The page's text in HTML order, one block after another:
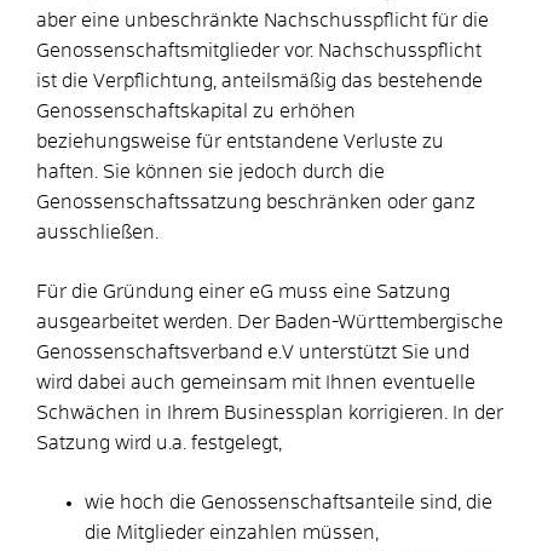
aber eine unbeschränkte Nachschusspflicht für die
Genossenschaftsmitglieder vor. Nachschusspflicht
ist die Verpflichtung, anteilsmäßig das bestehende
Genossenschaftskapital zu erhöhen
beziehungsweise für entstandene Verluste zu
haften. Sie können sie jedoch durch die
Genossenschaftssatzung beschränken oder ganz
ausschließen.
Für die Gründung einer eG muss eine Satzung
ausgearbeitet werden. Der Baden-Württembergische
Genossenschaftsverband e.V unterstützt Sie und
wird dabei auch gemeinsam mit Ihnen eventuelle
Schwächen in Ihrem Businessplan korrigieren. In der
Satzung wird u.a. festgelegt,
wie hoch die Genossenschaftsanteile sind, die
die Mitglieder einzahlen müssen,